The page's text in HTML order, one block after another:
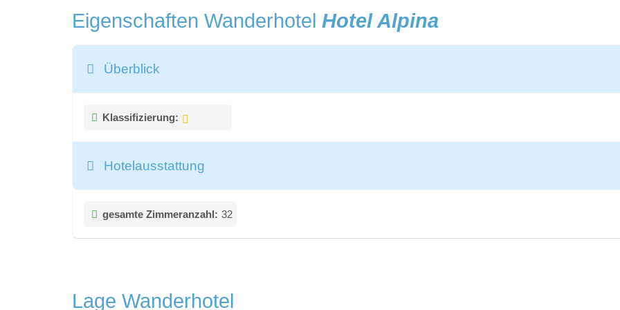
Eigenschaften Wanderhotel Hotel Alpina
Überblick
Klassifizierung:
Hotelausstattung
gesamte Zimmeranzahl: 32
Lage Wanderhotel